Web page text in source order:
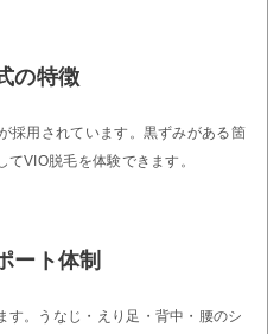
の特徴
採用されています。黒ずみがある箇
VIO脱毛を体験できます。
ート体制
す。うなじ・えり足・背中・腰のシ